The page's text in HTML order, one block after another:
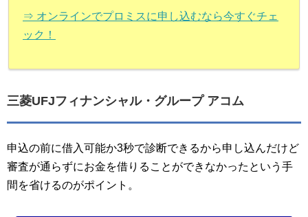
⇒ オンラインでプロミスに申し込むなら今すぐチェ
ック！
三菱UFJフィナンシャル・グループ アコム
申込の前に借入可能か3秒で診断できるから申し込んだけど
審査が通らずにお金を借りることができなかったという手
間を省けるのがポイント。